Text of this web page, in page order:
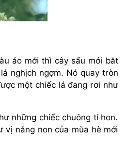
áo mới thì cây sấu mới bắt
nghịch ngợm. Nó quay tròn
một chiếc lá đang rơi như
những chiếc chuông tí hon.
vị nắng non của mùa hè mới